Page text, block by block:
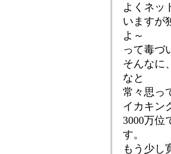
よくネッ
いますが
よ～
って毒づ
そんなに
なと
常々思っ
イカキン
3000万位
す。
もう少し